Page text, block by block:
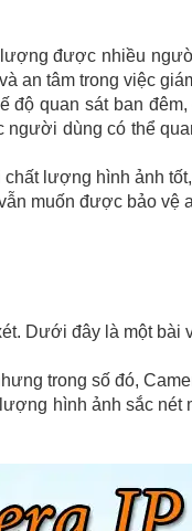
được nhiều
an tâm trong việc
quan sát ban
dùng có thể
chất lượng hình ảnh
muốn được bảo vệ
Dưới đây là một
trong số đó,
hình ảnh sắc